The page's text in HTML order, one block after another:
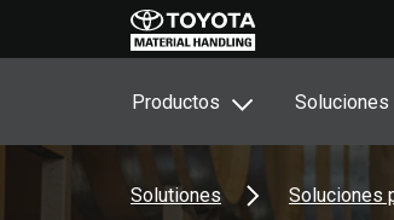
Productos Soluciones
Solutiones Soluciones